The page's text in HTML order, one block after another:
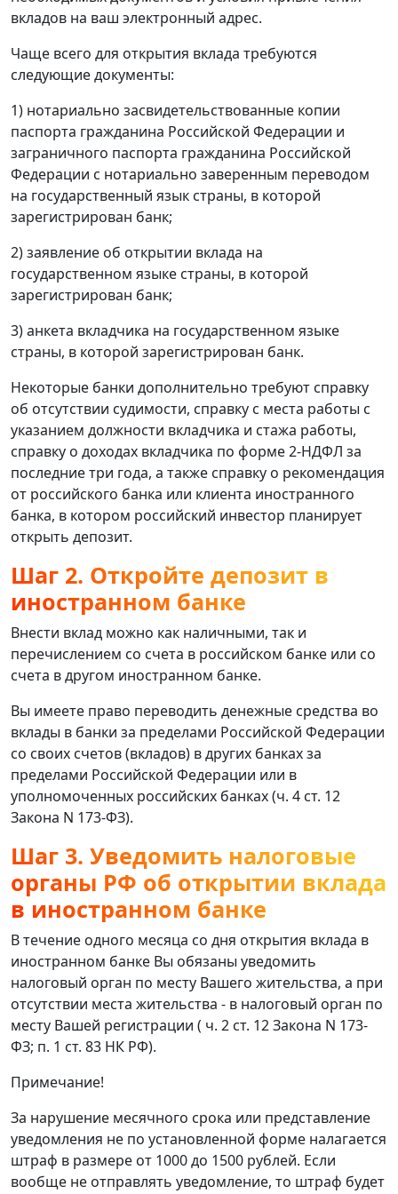
вкладов на ваш электронный адрес.
Чаще всего для открытия вклада требуются
следующие документы:
1) нотариально засвидетельствованные копии
паспорта гражданина Российской Федерации и
заграничного паспорта гражданина Российской
Федерации с нотариально заверенным переводом
на государственный язык страны, в которой
зарегистрирован банк;
2) заявление об открытии вклада на
государственном языке страны, в которой
зарегистрирован банк;
3) анкета вкладчика на государственном языке
страны, в которой зарегистрирован банк.
Некоторые банки дополнительно требуют справку
об отсутствии судимости, справку с места работы с
указанием должности вкладчика и стажа работы,
справку о доходах вкладчика по форме 2-НДФЛ за
последние три года, а также справку о рекомендация
от российского банка или клиента иностранного
банка, в котором российский инвестор планирует
открыть депозит.
Шаг 2. Откройте депозит в
иностранном банке
Внести вклад можно как наличными, так и
перечислением со счета в российском банке или со
счета в другом иностранном банке.
Вы имеете право переводить денежные средства во
вклады в банки за пределами Российской Федерации
со своих счетов (вкладов) в других банках за
пределами Российской Федерации или в
уполномоченных российских банках (ч. 4 ст. 12
Закона N 173-ФЗ).
Шаг 3. Уведомить налоговые
органы РФ об открытии вклада
в иностранном банке
В течение одного месяца со дня открытия вклада в
иностранном банке Вы обязаны уведомить
налоговый орган по месту Вашего жительства, а при
отсутствии места жительства - в налоговый орган по
месту Вашей регистрации ( ч. 2 ст. 12 Закона N 173-
ФЗ; п. 1 ст. 83 НК РФ).
Примечание!
За нарушение месячного срока или представление
уведомления не по установленной форме налагается
штраф в размере от 1000 до 1500 рублей. Если
вообще не отправлять уведомление, то штраф будет